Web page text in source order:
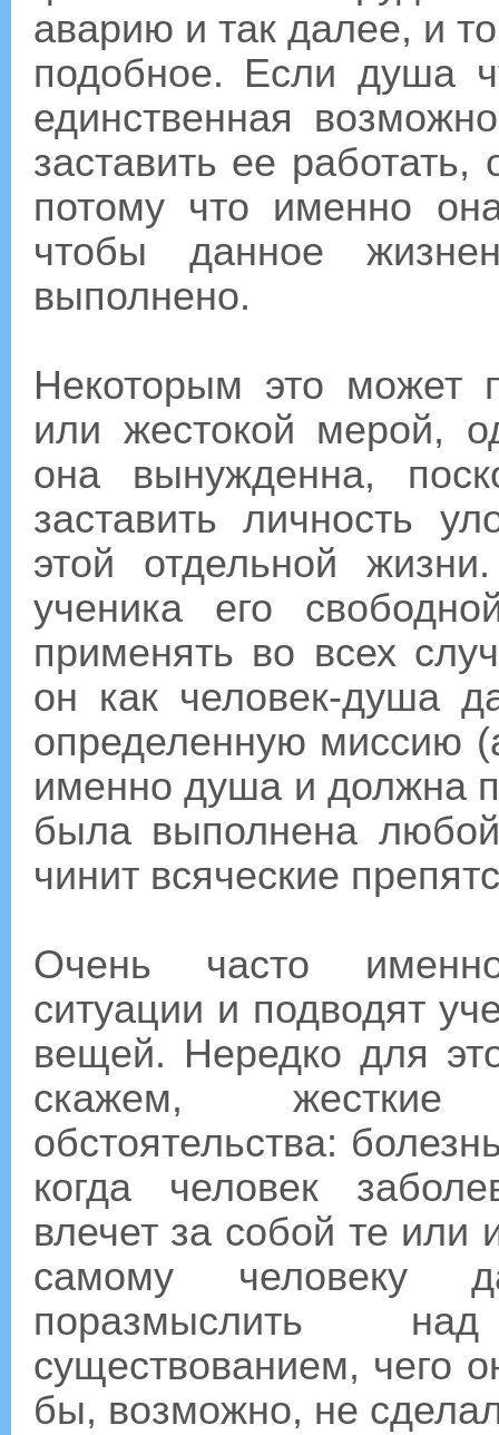
аварию и так далее, и
подобное. Если душа
единственная
заставить ее
потому что именно
чтобы данное
выполнено.
Некоторым это может
или жестокой мерой,
она вынужденна,
заставить личность
этой отдельной
ученика его
применять во всех
он как человек-душа
определенную миссию
именно душа и должна
была выполнена
чинит всяческие
Очень часто
ситуации и подводят
вещей. Нередко для
скажем, жесткие
обстоятельства:
когда человек
влечет за собой те
самому человеку
поразмыслить
существованием, чего
бы, возможно, не